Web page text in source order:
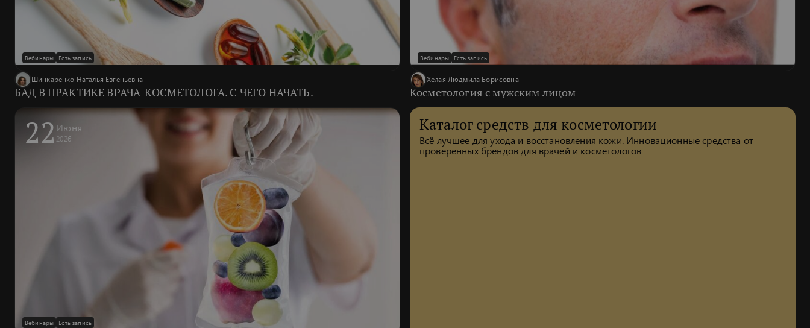
Вебинары Есть запись
Шинкаренко Наталья Евгеньевна
БАД В ПРАКТИКЕ ВРАЧА-КОСМЕТОЛОГА. С ЧЕГО НАЧАТЬ.
Вебинары Есть запись
Хелая Людмила Борисовна
Косметология с мужским лицом
22Июня
2026
Вебинары Есть запись
Каталог средств для косметологии
Всё лучшее для ухода и восстановления кожи. Инновационные средства от
проверенных брендов для врачей и косметологов